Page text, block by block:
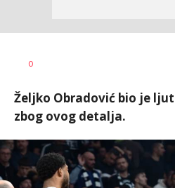
0
Željko Obradović bio je
zbog ovog detalja.